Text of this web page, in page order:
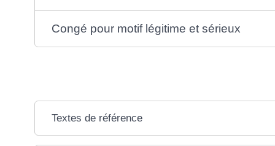
Congé pour motif légitime et sérieux
Textes de référence